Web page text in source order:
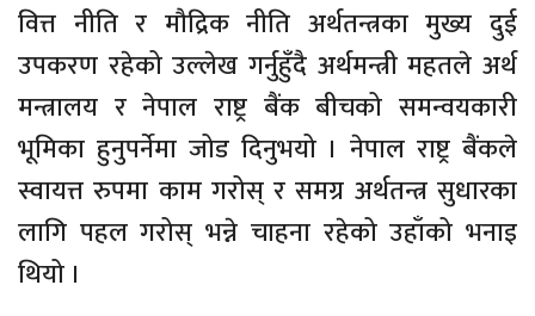
वित्त नीति र मौद्रिक नीति अर्थतन्त्रका मुख्य दुई
उपकरण रहेको उल्लेख गर्नुहुँदै अर्थमन्त्री महतले अर्थ
मन्त्रालय र नेपाल राष्ट्र बैंक बीचको समन्वयकारी
भूमिका हुनुपर्नेमा जोड दिनुभयो । नेपाल राष्ट्र बैंकले
स्वायत्त रुपमा काम गरोस् र समग्र अर्थतन्त्र सुधारका
लागि पहल गरोस् भन्ने चाहना रहेको उहाँको भनाइ
थियो ।